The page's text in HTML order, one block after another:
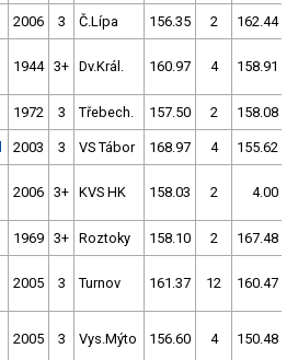
2006 3 Č.Lípa 156.35 2 162.44
1944 3+ Dv.Král. 160.97 4 158.91
1972 3 Třebech. 157.50 2 158.08
2003 3 VS Tábor 168.97 4 155.62
2006 3+ KVS HK 158.03 2 4.00
1969 3+ Roztoky 158.10 2 167.48
2005 3 Turnov 161.37 12 160.47
2005 3 Vys.Mýto 156.60 4 150.48